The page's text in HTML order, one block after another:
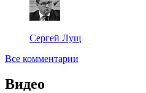
Сергей Лущ
Все комментарии
Видео